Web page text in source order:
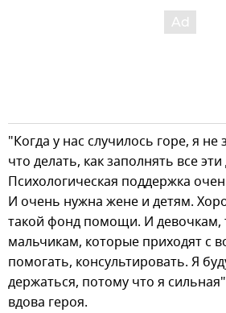
"Когда у нас случилось горе, я не
что делать, как заполнять все
Психологическая поддержка
И очень нужна жене и детям.
такой фонд помощи. И девочкам,
мальчикам, которые приходят с
помогать, консультировать. Я
держаться, потому что я
вдова героя.